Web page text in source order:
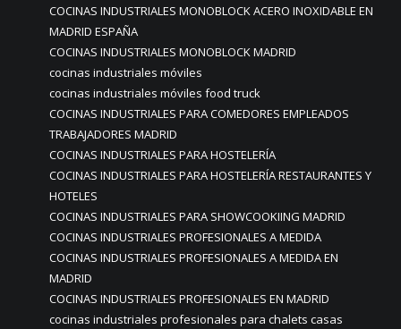
COCINAS INDUSTRIALES MONOBLOCK ACERO INOXIDABLE EN
MADRID ESPAÑA
COCINAS INDUSTRIALES MONOBLOCK MADRID
cocinas industriales móviles
cocinas industriales móviles food truck
COCINAS INDUSTRIALES PARA COMEDORES EMPLEADOS
TRABAJADORES MADRID
COCINAS INDUSTRIALES PARA HOSTELERÍA
COCINAS INDUSTRIALES PARA HOSTELERÍA RESTAURANTES Y
HOTELES
COCINAS INDUSTRIALES PARA SHOWCOOKIING MADRID
COCINAS INDUSTRIALES PROFESIONALES A MEDIDA
COCINAS INDUSTRIALES PROFESIONALES A MEDIDA EN
MADRID
COCINAS INDUSTRIALES PROFESIONALES EN MADRID
cocinas industriales profesionales para chalets casas